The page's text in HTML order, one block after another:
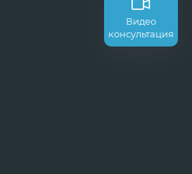
Видео
консультация